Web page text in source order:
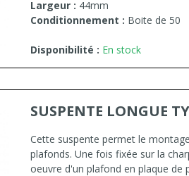
Largeur : 44mm
Conditionnement : Boite de 50
Disponibilité : En stock
SUSPENTE LONGUE
Cette suspente permet le
plafonds. Une fois fixée sur la
oeuvre d'un plafond en plaque de